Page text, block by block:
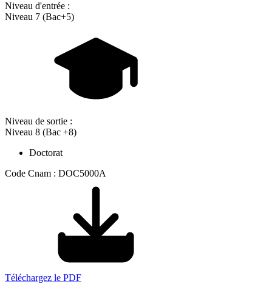
Niveau d'entrée :
Niveau 7 (Bac+5)
Niveau de sortie :
Niveau 8 (Bac +8)
Doctorat
Code Cnam : DOC5000A
Téléchargez le PDF